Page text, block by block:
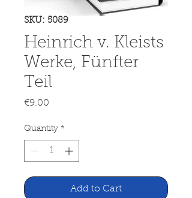
SKU: 5089
Heinrich v. Kleists
Werke, Fünfter
Teil
€9.00
Quantity *
Add to Cart